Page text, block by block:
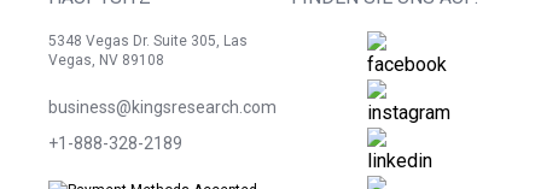
5348 Vegas Dr. Suite 305, Las
Vegas, NV 89108
business@kingsresearch.com
+1-888-328-2189